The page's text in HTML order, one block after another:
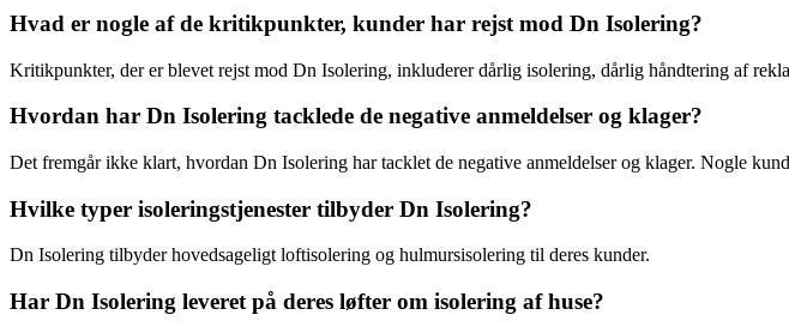
Hvad er nogle af de kritikpunkter, kunder har rejst mod Dn Isolering?
Kritikpunkter, der er blevet rejst mod Dn Isolering, inkluderer dårlig isolering, dårlig håndtering af
Hvordan har Dn Isolering tacklede de negative anmeldelser og klager?
Det fremgår ikke klart, hvordan Dn Isolering har tacklet de negative anmeldelser og klager. Nogle
Hvilke typer isoleringstjenester tilbyder Dn Isolering?
Dn Isolering tilbyder hovedsageligt loftisolering og hulmursisolering til deres kunder.
Har Dn Isolering leveret på deres løfter om isolering af huse?